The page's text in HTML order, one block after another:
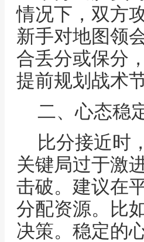
情况下，双方
新手对地图领
合丢分或保分
提前规划战术
二、心态稳
比分接近时
关键局过于激
击破。建议在
分配资源。比
决策。稳定的